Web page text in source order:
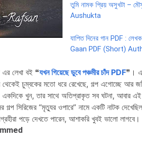
তুমি নামক প্রিয় অসুখটা –
Aushukta
যাপিত দিনের গান PDF :
Gaan PDF (Short)
এর লেখা বই ❝যখন গিয়েছে ডুবে পঞ্চমীর চাঁদ PDF❞।
চুম্বকের মতো ধরে রেখেছে, গল্প এগোচ্ছে আর
খুন, তার সাথে অতিপ্রাকৃত সব ঘটনা, আবার এই
সিরিজের “মৃত্যুর ওপারে” নামে একটি নাটক
পড়ে দেখতে পারেন, আশাকরি খুবই ভালো লাগবে।